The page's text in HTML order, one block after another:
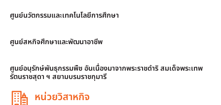
ศูนย์นวัตกรรมและเทคโนโลยีการศึกษา
ศูนย์สหกิจศึกษาและพัฒนาอาชีพ
ศูนย์อนุรักษ์พันธุกรรมพืช อันเนื่องมาจากพระราชดำริ สมเด็จพระเทพ
รัตนราชสุดา ฯ สยามบรมราชกุมารี
หน่วยวิสาหกิจ